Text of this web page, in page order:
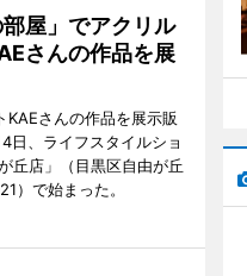
屋」でアクリル
さんの作品を展
KAEさんの作品を展示販
日、ライフスタイルショ
丘店」（目黒区自由が丘
）で始まった。